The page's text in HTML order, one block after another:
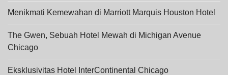
Menikmati Kemewahan di Marriott Marquis Houston Hotel
The Gwen, Sebuah Hotel Mewah di Michigan Avenue
Chicago
Eksklusivitas Hotel InterContinental Chicago